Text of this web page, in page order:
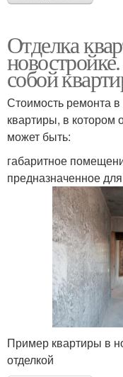
Отделка
собой
Стоимость ремонта в
квартиры, в котором
может быть:
габаритное
предназначенное
Пример квартиры в
отделкой